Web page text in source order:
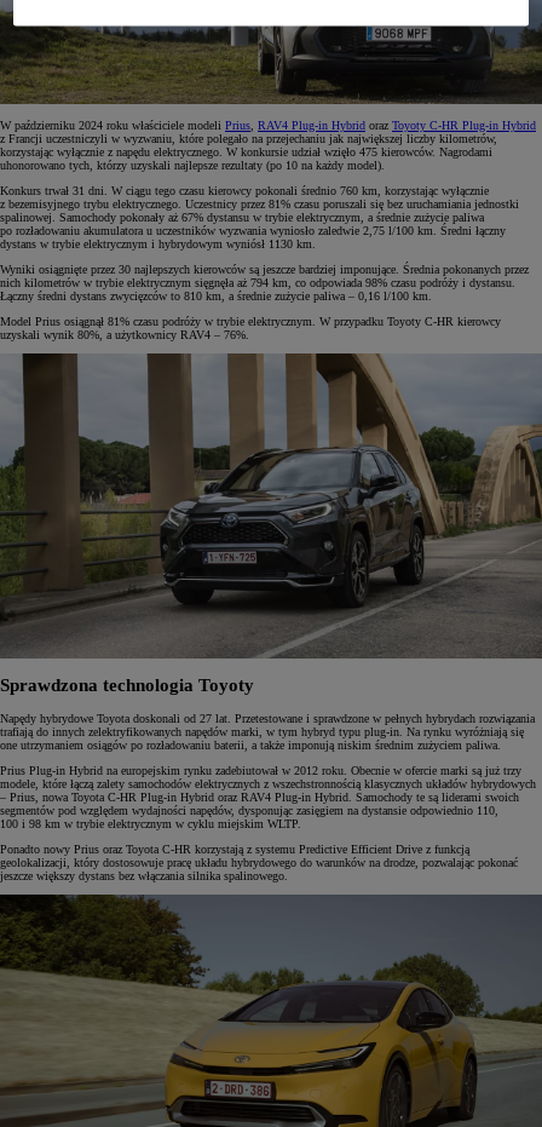
W październiku 2024 roku właściciele modeli Prius RAV4 Plug-in Hybrid oraz Toyoty C-HR Plug-in Hybrid
z Francji uczestniczyli w wyzwaniu, które polegało na przejechaniu jak największej liczby kilometrów,
korzystając wyłącznie z napędu elektrycznego. W konkursie udział wzięło 475 kierowców. Nagrodami
uhonorowano tych, którzy uzyskali najlepsze rezultaty (po 10 na każdy model).
Konkurs trwał 31 dni. W ciągu tego czasu kierowcy pokonali średnio 760 km, korzystając wyłącznie
z bezemisyjnego trybu elektrycznego. Uczestnicy przez 81% czasu poruszali się bez uruchamiania jednostki
spalinowej. Samochody pokonały aż 67% dystansu w trybie elektrycznym, a średnie zużycie paliwa
po rozładowaniu akumulatora u uczestników wyzwania wyniosło zaledwie 2,75 l/100 km. Średni łączny
dystans w trybie elektrycznym i hybrydowym wyniósł 1130 km.
Wyniki osiągnięte przez 30 najlepszych kierowców są jeszcze bardziej imponujące. Średnia pokonanych przez
nich kilometrów w trybie elektrycznym sięgnęła aż 794 km, co odpowiada 98% czasu podróży i dystansu.
Łączny średni dystans zwycięzców to 810 km, a średnie zużycie paliwa – 0,16 l/100 km.
Model Prius osiągnął 81% czasu podróży w trybie elektrycznym. W przypadku Toyoty C-HR kierowcy
uzyskali wynik 80%, a użytkownicy RAV4 – 76%.
Sprawdzona technologia Toyoty
Napędy hybrydowe Toyota doskonali od 27 lat. Przetestowane i sprawdzone w pełnych hybrydach rozwiązania
trafiają do innych zelektryfikowanych napędów marki, w tym hybryd typu plug-in. Na rynku wyróżniają się
one utrzymaniem osiągów po rozładowaniu baterii, a także imponują niskim średnim zużyciem paliwa.
Prius Plug-in Hybrid na europejskim rynku zadebiutował w 2012 roku. Obecnie w ofercie marki są już trzy
modele, które łączą zalety samochodów elektrycznych z wszechstronnością klasycznych układów hybrydowych
– Prius, nowa Toyota C-HR Plug-in Hybrid oraz RAV4 Plug-in Hybrid. Samochody te są liderami swoich
segmentów pod względem wydajności napędów, dysponując zasięgiem na dystansie odpowiednio 110,
100 i 98 km w trybie elektrycznym w cyklu miejskim WLTP.
Ponadto nowy Prius oraz Toyota C-HR korzystają z systemu Predictive Efficient Drive z funkcją
geolokalizacji, który dostosowuje pracę układu hybrydowego do warunków na drodze, pozwalając pokonać
jeszcze większy dystans bez włączania silnika spalinowego.